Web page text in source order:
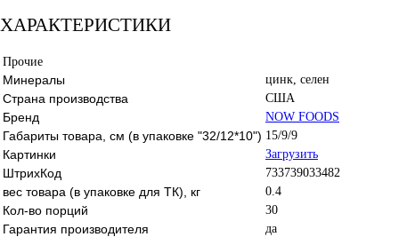
ХАРАКТЕРИСТИКИ
Прочие
Минералы цинк, селен
Страна производства США
Бренд NOW FOODS
Габариты товара, см (в упаковке "32/12*10") 15/9/9
Картинки Загрузить
ШтрихКод 733739033482
вес товара (в упаковке для ТК), кг 0.4
Кол-во порций 30
Гарантия производителя да